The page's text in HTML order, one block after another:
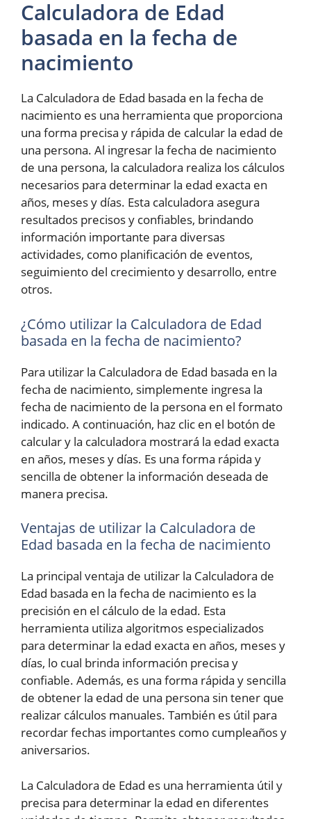
Calculadora de Edad
basada en la fecha de
nacimiento
La Calculadora de Edad basada en la fecha de
nacimiento es una herramienta que proporciona
una forma precisa y rápida de calcular la edad de
una persona. Al ingresar la fecha de nacimiento
de una persona, la calculadora realiza los cálculos
necesarios para determinar la edad exacta en
años, meses y días. Esta calculadora asegura
resultados precisos y confiables, brindando
información importante para diversas
actividades, como planificación de eventos,
seguimiento del crecimiento y desarrollo, entre
otros.
¿Cómo utilizar la Calculadora de Edad
basada en la fecha de nacimiento?
Para utilizar la Calculadora de Edad basada en la
fecha de nacimiento, simplemente ingresa la
fecha de nacimiento de la persona en el formato
indicado. A continuación, haz clic en el botón de
calcular y la calculadora mostrará la edad exacta
en años, meses y días. Es una forma rápida y
sencilla de obtener la información deseada de
manera precisa.
Ventajas de utilizar la Calculadora de
Edad basada en la fecha de nacimiento
La principal ventaja de utilizar la Calculadora de
Edad basada en la fecha de nacimiento es la
precisión en el cálculo de la edad. Esta
herramienta utiliza algoritmos especializados
para determinar la edad exacta en años, meses y
días, lo cual brinda información precisa y
confiable. Además, es una forma rápida y sencilla
de obtener la edad de una persona sin tener que
realizar cálculos manuales. También es útil para
recordar fechas importantes como cumpleaños y
aniversarios.
La Calculadora de Edad es una herramienta útil y
precisa para determinar la edad en diferentes